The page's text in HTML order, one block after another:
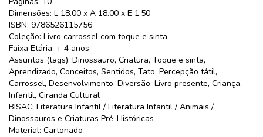
Dimensões: L 18.00 x A 18.00 x E 1.50
ISBN: 9786526115756
Coleção: Livro carrossel com toque e sinta
Faixa Etária: + 4 anos
Assuntos (tags): Dinossauro, Criatura, Toque e sinta,
Aprendizado, Conceitos, Sentidos, Tato, Percepção tátil,
Carrossel, Desenvolvimento, Diversão, Livro presente, Criança,
Infantil, Ciranda Cultural
BISAC: Literatura Infantil / Literatura Infantil / Animais /
Dinossauros e Criaturas Pré-Históricas
Material: Cartonado